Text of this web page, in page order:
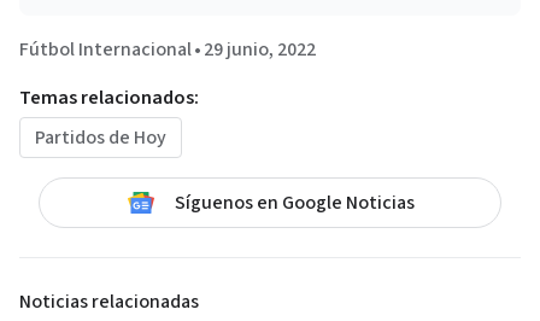
Fútbol Internacional•29 junio, 2022
Temas relacionados:
Partidos de Hoy
Síguenos en Google Noticias
Noticias relacionadas